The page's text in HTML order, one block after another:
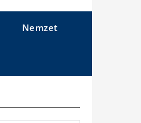
Nemzet